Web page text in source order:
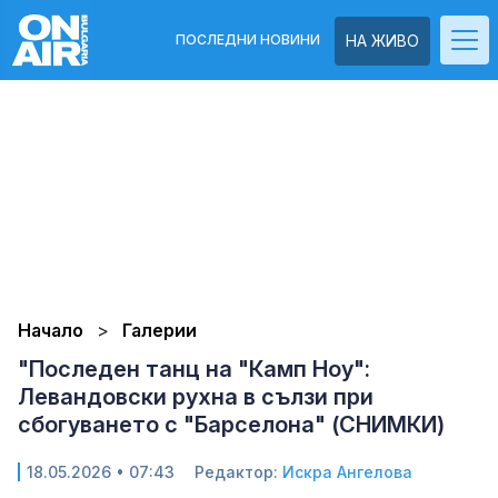
НА ЖИВО
ПОСЛЕДНИ НОВИНИ
Начало Галерии
"Последен танц на "Камп Ноу":
Левандовски рухна в сълзи при
сбогуването с "Барселона" (СНИМКИ)
18.05.2026 • 07:43 Редактор: Искра Ангелова